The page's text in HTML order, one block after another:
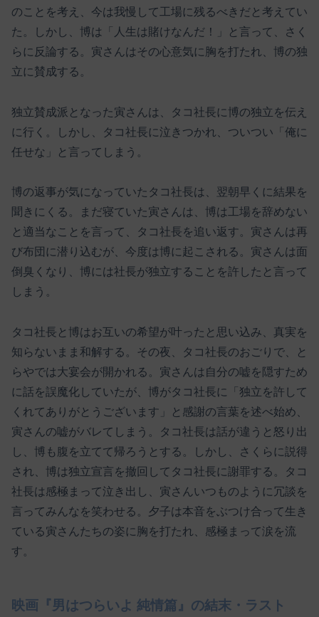
のことを考え、今は我慢して工場に残るべきだと考えてい
た。しかし、博は「人生は賭けなんだ！」と言って、さく
らに反論する。寅さんはその心意気に胸を打たれ、博の独
立に賛成する。
独立賛成派となった寅さんは、タコ社長に博の独立を伝え
に行く。しかし、タコ社長に泣きつかれ、ついつい「俺に
任せな」と言ってしまう。
博の返事が気になっていたタコ社長は、翌朝早くに結果を
聞きにくる。まだ寝ていた寅さんは、博は工場を辞めない
と適当なことを言って、タコ社長を追い返す。寅さんは再
び布団に潜り込むが、今度は博に起こされる。寅さんは面
倒臭くなり、博には社長が独立することを許したと言って
しまう。
タコ社長と博はお互いの希望が叶ったと思い込み、真実を
知らないまま和解する。その夜、タコ社長のおごりで、と
らやでは大宴会が開かれる。寅さんは自分の嘘を隠すため
に話を誤魔化していたが、博がタコ社長に「独立を許して
くれてありがとうございます」と感謝の言葉を述べ始め、
寅さんの嘘がバレてしまう。タコ社長は話が違うと怒り出
し、博も腹を立てて帰ろうとする。しかし、さくらに説得
され、博は独立宣言を撤回してタコ社長に謝罪する。タコ
社長は感極まって泣き出し、寅さんいつものように冗談を
言ってみんなを笑わせる。夕子は本音をぶつけ合って生き
ている寅さんたちの姿に胸を打たれ、感極まって涙を流
す。
映画『男はつらいよ 純情篇』の結末・ラスト